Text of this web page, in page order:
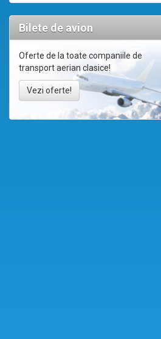
Bilete de avion
Oferte de la toate companiile de
transport aerian clasice!
Vezi oferte!